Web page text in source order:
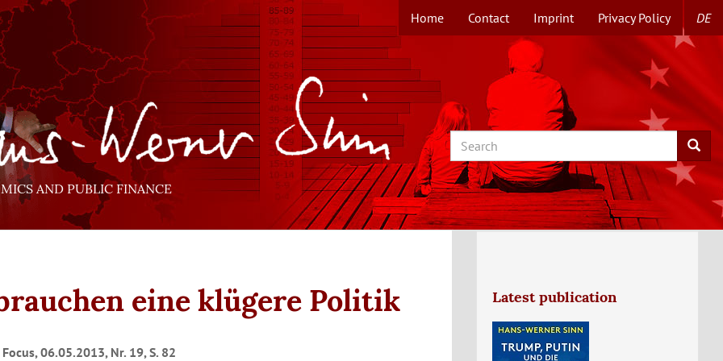
TOPMENUE
EN
Home Contact Imprint Privacy Policy DE
AND PUBLIC FINANCE
Search Search
eine klügere Politik
06.05.2013, Nr. 19, S. 82
Latest publication